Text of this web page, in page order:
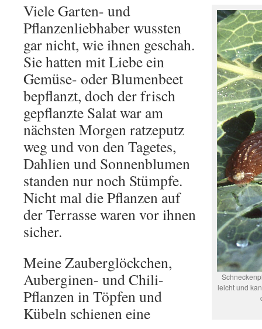
leicht und
Viele Garten- und
Pflanzenliebhaber wussten
gar nicht, wie ihnen geschah.
Sie hatten mit Liebe ein
Gemüse- oder Blumenbeet
bepflanzt, doch der frisch
gepflanzte Salat war am
nächsten Morgen ratzeputz
weg und von den Tagetes,
Dahlien und Sonnenblumen
standen nur noch Stümpfe.
Nicht mal die Pflanzen auf
der Terrasse waren vor ihnen
sicher.
Meine Zauberglöckchen,
Auberginen- und Chili-
Pflanzen in Töpfen und
Kübeln schienen eine